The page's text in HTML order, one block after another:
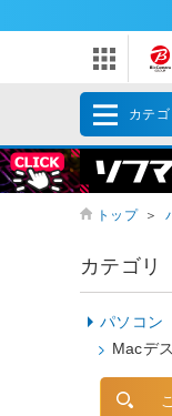
カテ
トップ ＞
カテゴリ
パソコン
Macデ